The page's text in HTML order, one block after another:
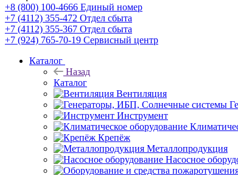
+8 (800) 100-4666 Единый номер
+7 (4112) 355-472 Отдел сбыта
+7 (4112) 355-367 Отдел сбыта
+7 (924) 765-70-19 Сервисный центр
Каталог
Назад
Каталог
Вентиляция
Инструмент
Крепёж
Металлопродукция
Насосное